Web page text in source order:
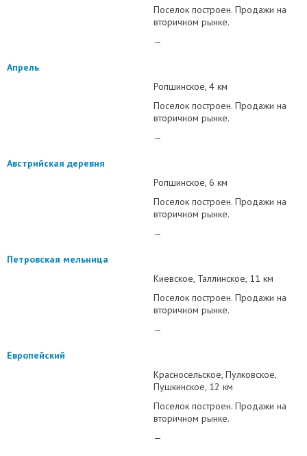
Поселок построен. Продажи на
вторичном рынке.
—
Апрель
Ропшинское 4 км
Поселок построен. Продажи на
вторичном рынке.
—
Австрийская деревня
Ропшинское 6 км
Поселок построен. Продажи на
вторичном рынке.
—
Петровская мельница
Киевское Таллинское 11 км
Поселок построен. Продажи на
вторичном рынке.
—
Европейский
Красносельское Пулковское
Пушкинское 12 км
Поселок построен. Продажи на
вторичном рынке.
—